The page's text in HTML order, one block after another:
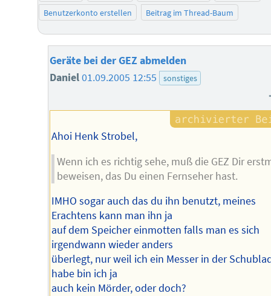
Benutzerkonto erstellen
Beitrag im Thread-Baum
Geräte bei der GEZ abmelden
Daniel01.09.2005 12:55 sonstiges
Ahoi Henk Strobel,
Wenn ich es richtig sehe, muß die GEZ Dir
beweisen, das Du einen Fernseher hast.
IMHO sogar auch das du ihn benutzt, meines
Erachtens kann man ihn ja
auf dem Speicher einmotten falls man es sich
irgendwann wieder anders
überlegt, nur weil ich ein Messer in der
habe bin ich ja
auch kein Mörder, oder doch?